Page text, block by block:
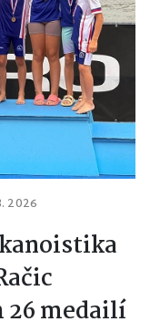
2026
medailí